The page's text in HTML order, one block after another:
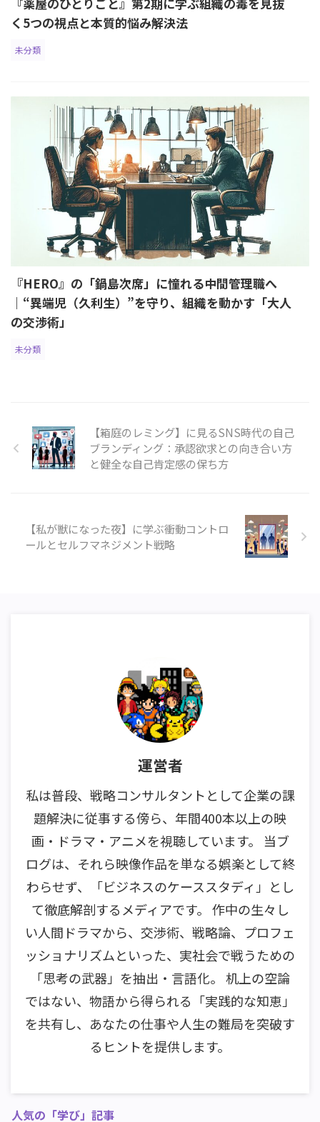
く5つの視点と本質的悩み解決法
未分類
『HERO』の「鍋島次席」に憧れる中間管理職へ
｜“異端児（久利生）”を守り、組織を動かす「大人
の交渉術」
未分類
【箱庭のレミング】に見るSNS時代の自己
ブランディング：承認欲求との向き合い方
と健全な自己肯定感の保ち方
【私が獣になった夜】に学ぶ衝動コントロ
ールとセルフマネジメント戦略
運営者
私は普段、戦略コンサルタントとして企業の課
題解決に従事する傍ら、年間400本以上の映
画・ドラマ・アニメを視聴しています。 当ブ
ログは、それら映像作品を単なる娯楽として終
わらせず、「ビジネスのケーススタディ」とし
て徹底解剖するメディアです。 作中の生々し
い人間ドラマから、交渉術、戦略論、プロフェ
ッショナリズムといった、実社会で戦うための
「思考の武器」を抽出・言語化。 机上の空論
ではない、物語から得られる「実践的な知恵」
を共有し、あなたの仕事や人生の難局を突破す
るヒントを提供します。
人気の「学び」記事